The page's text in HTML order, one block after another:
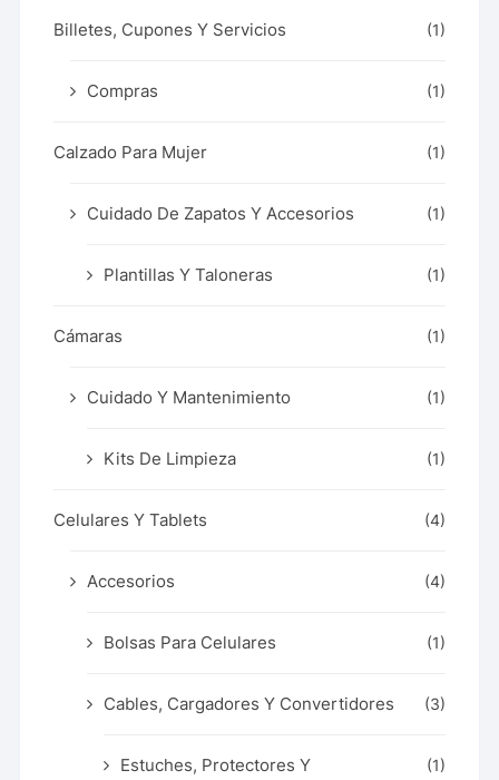
Billetes, Cupones Y Servicios (1)
Compras (1)
Calzado Para Mujer (1)
Cuidado De Zapatos Y Accesorios (1)
Plantillas Y Taloneras (1)
Cámaras (1)
Cuidado Y Mantenimiento (1)
Kits De Limpieza (1)
Celulares Y Tablets (4)
Accesorios (4)
Bolsas Para Celulares (1)
Cables, Cargadores Y Convertidores (3)
Estuches, Protectores Y
(1)